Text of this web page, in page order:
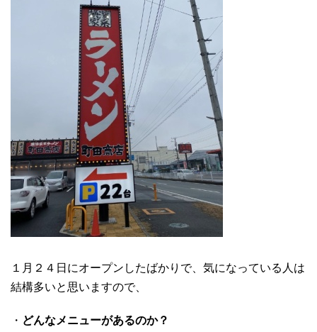
１月２４日にオープンしたばかりで、気になっている人は
結構多いと思いますので、
・ どんなメニューがあるのか？